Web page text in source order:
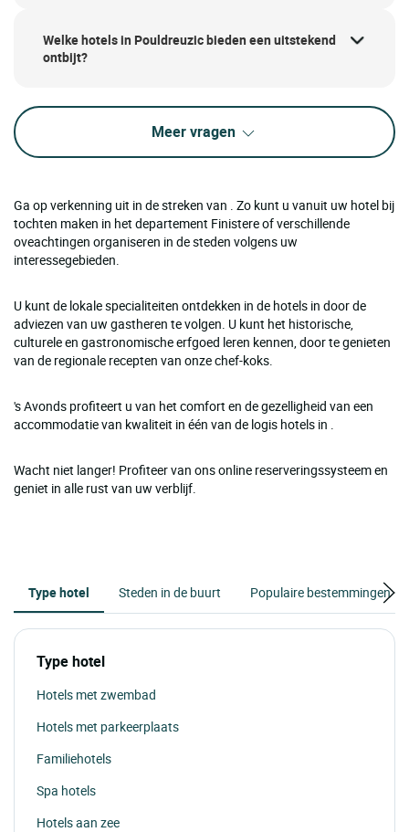
Welke hotels in Pouldreuzic bieden een uitstekend
ontbijt?
Meer vragen
Ga op verkenning uit in de streken van . Zo kunt u vanuit uw hotel bij
tochten maken in het departement Finistere of verschillende
oveachtingen organiseren in de steden volgens uw
interessegebieden.
U kunt de lokale specialiteiten ontdekken in de hotels in door de
adviezen van uw gastheren te volgen. U kunt het historische,
culturele en gastronomische erfgoed leren kennen, door te genieten
van de regionale recepten van onze chef-koks.
's Avonds profiteert u van het comfort en de gezelligheid van een
accommodatie van kwaliteit in één van de logis hotels in .
Wacht niet langer! Profiteer van ons online reserveringssysteem en
geniet in alle rust van uw verblijf.
Type hotel Steden in de buurt Populaire bestemmingen
Type hotel
Hotels met zwembad
Hotels met parkeerplaats
Familiehotels
Spa hotels
Hotels aan zee